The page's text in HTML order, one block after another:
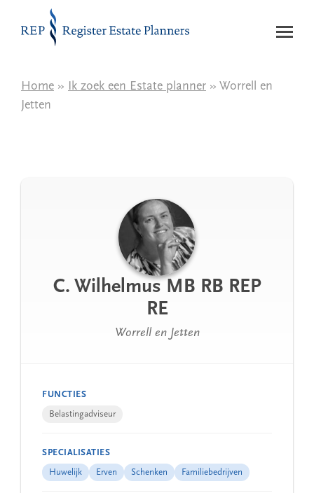
Naar de inhoud
Home » Ik zoek een Estate planner » Worrell en
Jetten
C. Wilhelmus MB RB REP
RE
Worrell en Jetten
FUNCTIES
Belastingadviseur
SPECIALISATIES
Huwelijk Erven Schenken Familiebedrijven